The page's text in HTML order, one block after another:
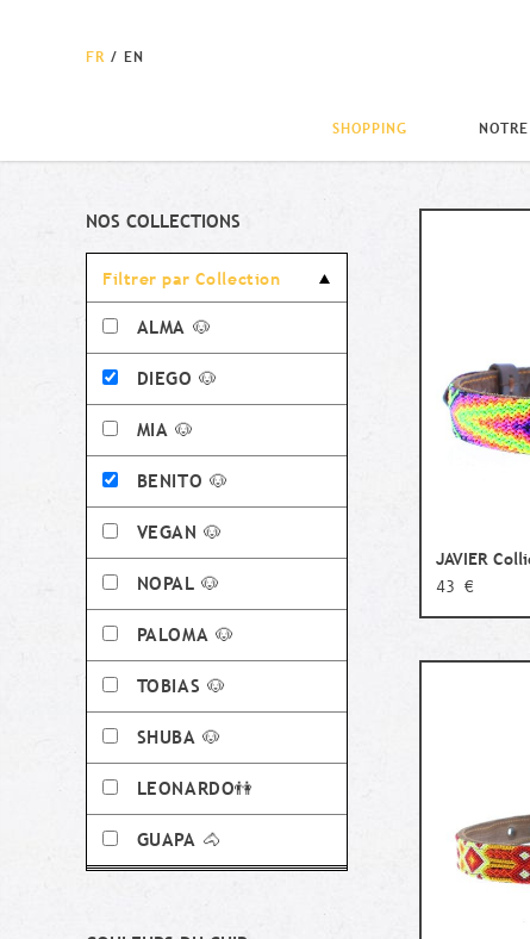
FR /EN
SHOPPING
Shopping
NOS COLLECTIONS
Filtrer par Collection
ALMA 🐶
DIEGO 🐶
MIA 🐶
BENITO 🐶
VEGAN 🐶
NOPAL 🐶
PALOMA 🐶
TOBIAS 🐶
SHUBA 🐶
LEONARDO👫
GUAPA 🐴
JAVIER
43 €